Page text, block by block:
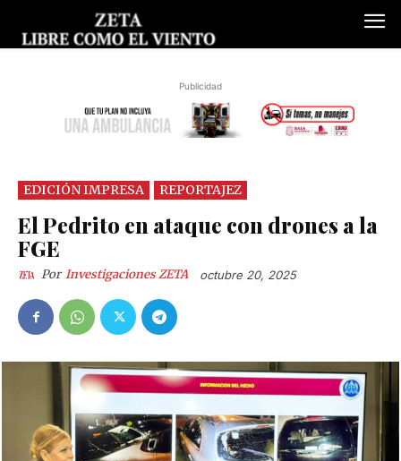
Publicidad
EDICIÓN IMPRESA REPORTAJEZ
El Pedrito en ataque con drones a la
FGE
Por Investigaciones ZETA octubre 20, 2025